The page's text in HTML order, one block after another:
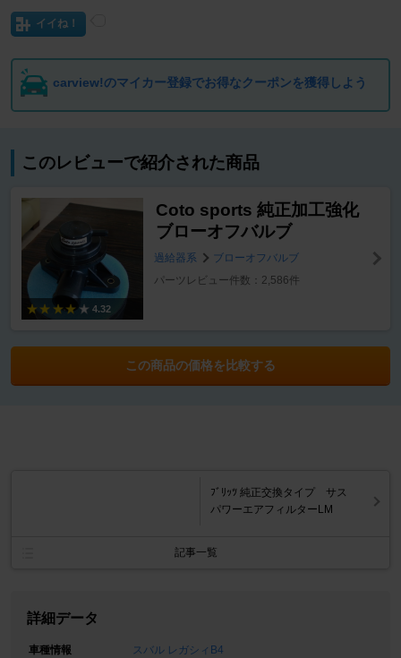
イイね！
carview!のマイカー登録でお得なクーポンを獲得しよう
このレビューで紹介された商品
4.32
Coto sports 純正加工強化
ブローオフバルブ
過給器系
ブローオフバルブ
パーツレビュー件数：2,586件
この商品の価格を比較する
ﾌﾞﾘｯﾂ 純正交換タイプ サス
パワーエアフィルターLM
記事一覧
詳細データ
車種情報
スバル レガシィB4